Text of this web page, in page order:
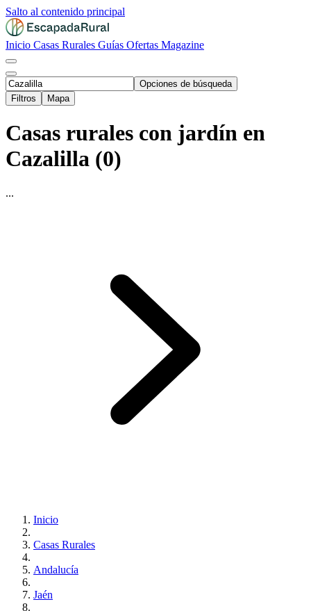
Salto al contenido principal
Inicio Casas Rurales Guías Ofertas Magazine
Opciones de búsqueda
Filtros
Mapa
Casas rurales con jardín en
Cazalilla (0)
...
Inicio
Casas Rurales
Andalucía
Jaén